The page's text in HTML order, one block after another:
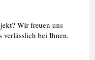
Wir freuen uns
verlässlich bei Ihnen.